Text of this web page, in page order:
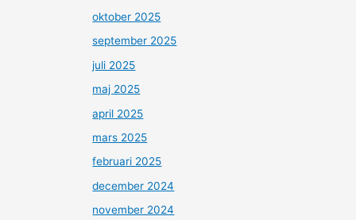
oktober 2025
september 2025
juli 2025
maj 2025
april 2025
mars 2025
februari 2025
december 2024
november 2024